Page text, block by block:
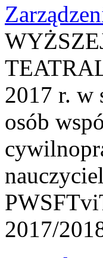
2017 r. w
osób
2017/